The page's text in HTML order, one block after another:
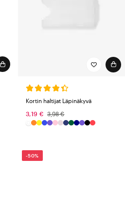
Kortin haltijat Läpinäkyvä
3,19 €
3,98 €
-50%